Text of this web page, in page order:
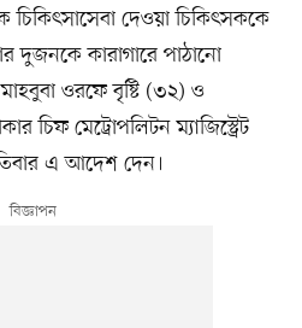
চিকিৎসাসেবা দেওয়া চিকিৎসককে
দুজনকে কারাগারে পাঠানো
ওরফে বৃষ্টি (৩২) ও
চিফ মেট্রোপলিটন ম্যাজিস্ট্রেট
এ আদেশ দেন।